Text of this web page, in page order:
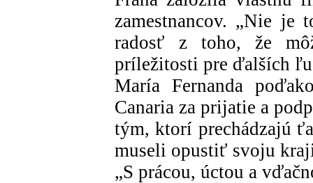
zamestnancov. „Nie je
radosť z toho, že
príležitosti pre ďalších
María Fernanda
Canaria za prijatie a
tým, ktorí prechádzajú
museli opustiť svoju
„S prácou, úctou a